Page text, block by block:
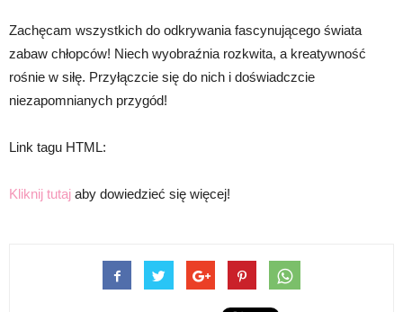
Zachęcam wszystkich do odkrywania fascynującego świata
zabaw chłopców! Niech wyobraźnia rozkwita, a kreatywność
rośnie w siłę. Przyłączcie się do nich i doświadczcie
niezapomnianych przygód!
Link tagu HTML:
Kliknij tutaj aby dowiedzieć się więcej!